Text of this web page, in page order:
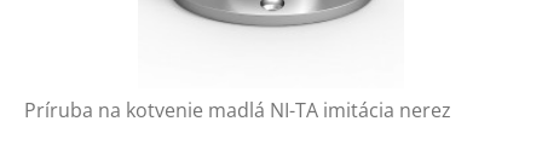
Príruba na kotvenie madlá NI-TA imitácia nerez